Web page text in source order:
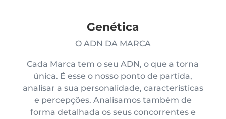
Genética
O ADN DA MARCA
Cada Marca tem o seu ADN, o que a torna
única. É esse o nosso ponto de partida,
analisar a sua personalidade, características
e percepções. Analisamos também de
forma detalhada os seus concorrentes e